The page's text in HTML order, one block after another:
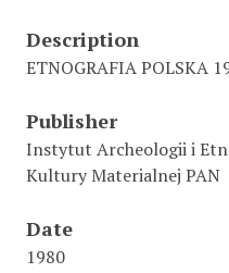
Description
ETNOGRAFIA POLSKA
Publisher
Instytut Archeologii i
Kultury Materialnej PAN
Date
1980